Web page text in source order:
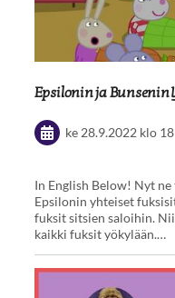
Epsilonin ja
ke 28.9.2022 klo 18
In English Below! Nyt
Epsilonin yhteiset
fuksit sitsien saloihin.
kaikki fuksit yökylään.…